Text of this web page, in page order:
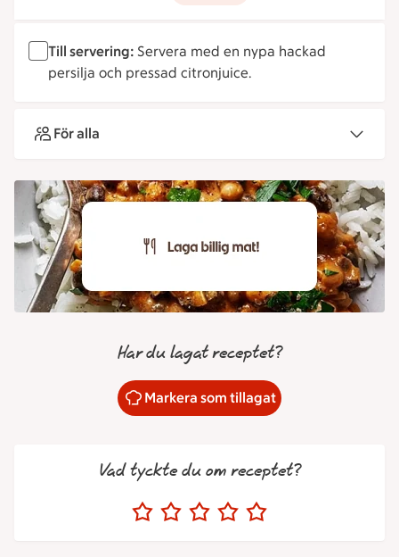
Till servering: Servera med en nypa hackad
persilja och pressad citronjuice.
För alla
Har du lagat receptet?
Markera som tillagat
Vad tyckte du om receptet?